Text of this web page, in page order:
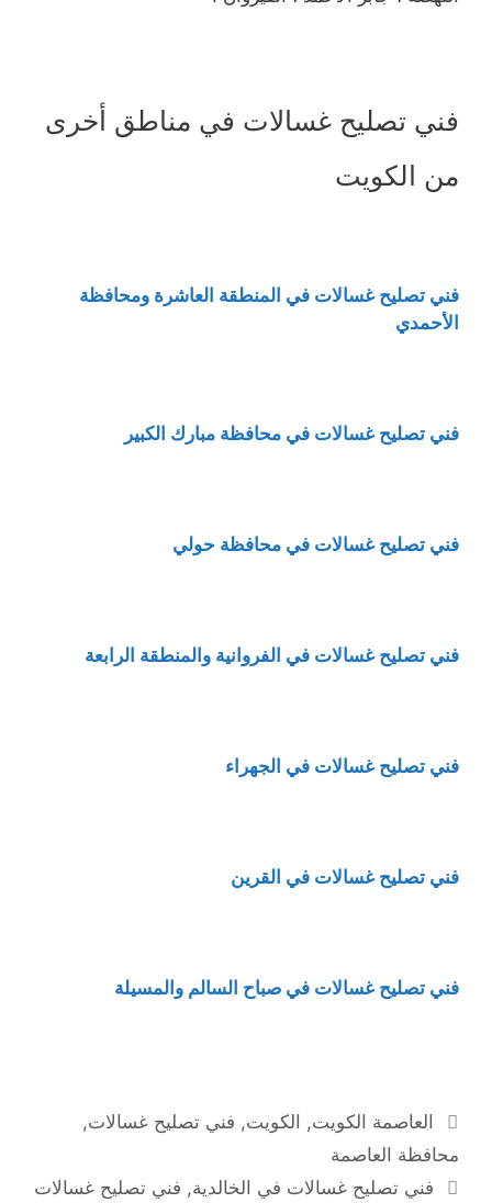
فني تصليح غسالات في مناطق أخرى
من الكويت
فني تصليح غسالات في المنطقة العاشرة ومحافظة
الأحمدي
فني تصليح غسالات في محافظة مبارك الكبير
فني تصليح غسالات في محافظة حولي
فني تصليح غسالات في الفروانية والمنطقة الرابعة
فني تصليح غسالات في الجهراء
فني تصليح غسالات في القرين
فني تصليح غسالات في صباح السالم والمسيلة
التصنيفات
العاصمة الكويت, الكويت, فني تصليح غسالات,
محافظة العاصمة
الوسوم
فني تصليح غسالات في الخالدية, فني تصليح غسالات